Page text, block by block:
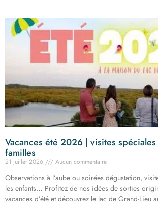
Vacances été 2026 | visites
familles
21 juillet 2026 Aucun commentaire
Observations à l’aube ou soirées dégustation,
les enfants… Profitez de nos idées de sorties
vacances d’été et découvrez le lac de Grand-Lieu